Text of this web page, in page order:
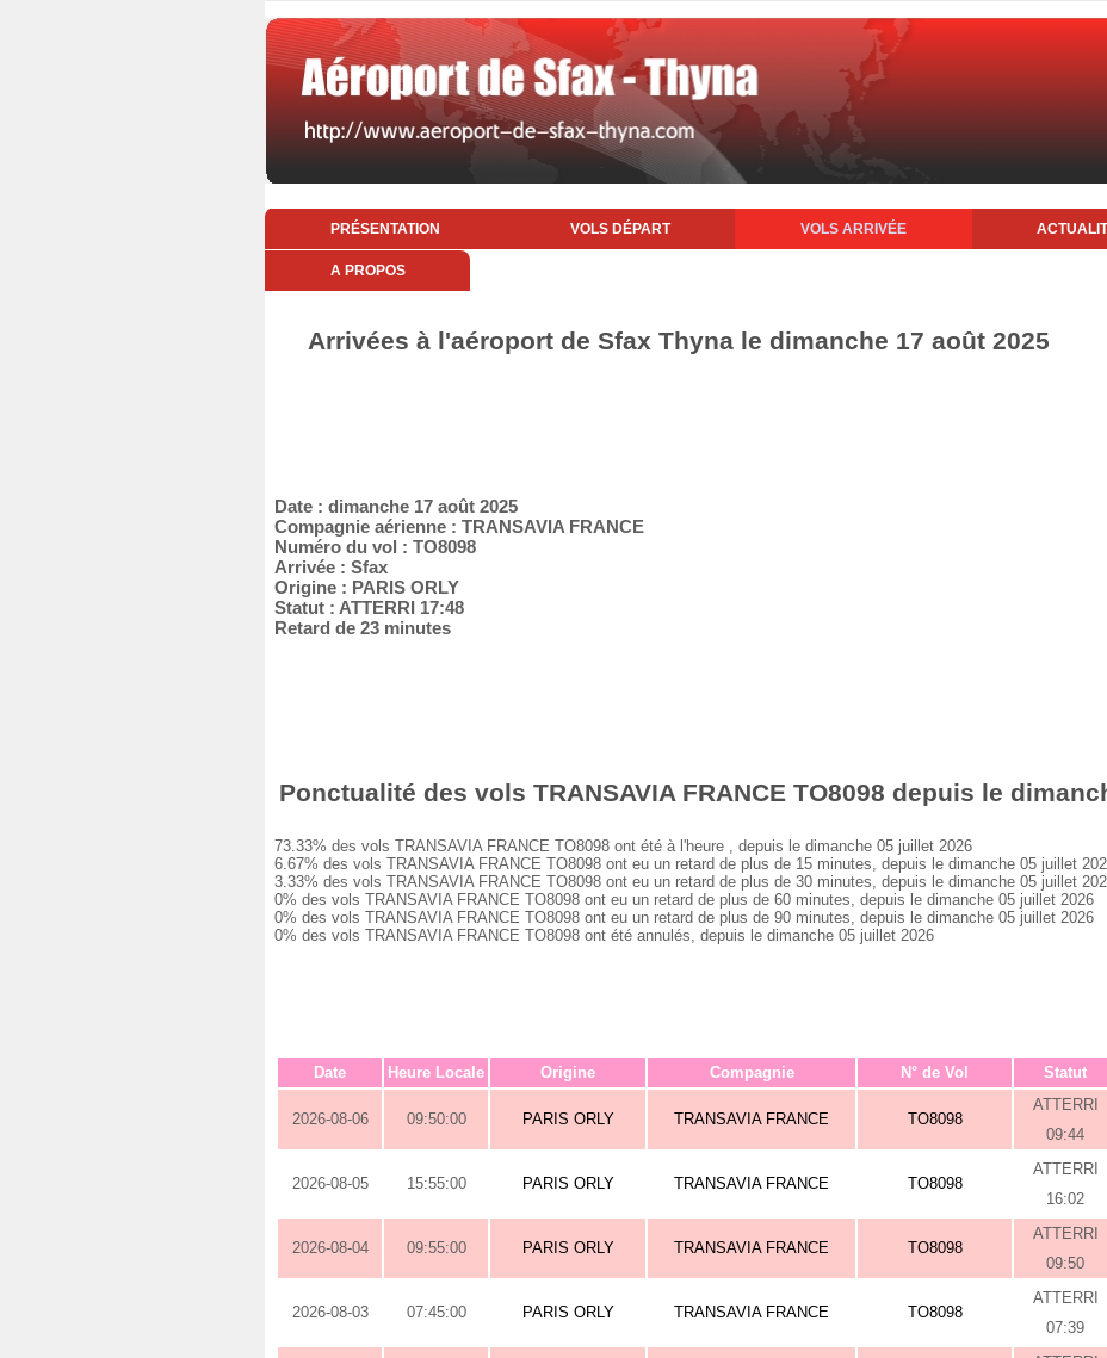
PRÉSENTATION VOLS DÉPART VOLS ARRIVÉE
A PROPOS
Arrivées à l'aéroport de Sfax Thyna le dimanche 17 août 2025
Date : dimanche 17 août 2025
Compagnie aérienne : TRANSAVIA FRANCE
Numéro du vol : TO8098
Arrivée : Sfax
Origine : PARIS ORLY
Statut : ATTERRI 17:48
Retard de 23 minutes
Ponctualité des vols TRANSAVIA FRANCE TO8098 depuis le
73.33% des vols TRANSAVIA FRANCE TO8098 ont été à l'heure , depuis le dimanche 05 juillet 2026
6.67% des vols TRANSAVIA FRANCE TO8098 ont eu un retard de plus de 15 minutes, depuis le dimanche 05 juillet
3.33% des vols TRANSAVIA FRANCE TO8098 ont eu un retard de plus de 30 minutes, depuis le dimanche 05 juillet
0% des vols TRANSAVIA FRANCE TO8098 ont eu un retard de plus de 60 minutes, depuis le dimanche 05 juillet 2026
0% des vols TRANSAVIA FRANCE TO8098 ont eu un retard de plus de 90 minutes, depuis le dimanche 05 juillet 2026
0% des vols TRANSAVIA FRANCE TO8098 ont été annulés, depuis le dimanche 05 juillet 2026
Date Heure Locale Origine Compagnie N° de Vol Statut
2026-08-06 09:50:00 PARIS ORLY TRANSAVIA FRANCE TO8098
ATTERRI
09:44
2026-08-05 15:55:00 PARIS ORLY TRANSAVIA FRANCE TO8098
ATTERRI
16:02
2026-08-04 09:55:00 PARIS ORLY TRANSAVIA FRANCE TO8098
ATTERRI
09:50
2026-08-03 07:45:00 PARIS ORLY TRANSAVIA FRANCE TO8098
ATTERRI
07:39